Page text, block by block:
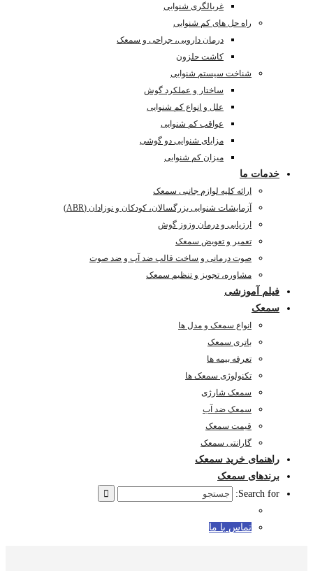
غربالگری شنوایی
راه حل های کم شنوایی
درمان دارویی، جراحی و سمعک
کاشت حلزون
شناخت سیستم شنوایی
ساختار و عملکرد گوش
علل و انواع کم شنوایی
عواقب کم شنوایی
مزایای شنوایی دو گوشی
میزان کم شنوایی
خدمات ما
ارائه کلیه لوازم جانبی سمعک
آزمایشات شنوایی بزرگسالان، کودکان و نوزادان (ABR)
ارزیابی و درمان وزوز گوش
تعمیر و تعویض سمعک
صوت درمانی و ساخت قالب ضد آب و ضد صوت
مشاوره، تجویز و تنظیم سمعک
فیلم آموزشی
سمعک
انواع سمعک و مدل ها
باتری سمعک
تعرفه بیمه ها
تکنولوژی سمعک ها
سمعک شارژی
سمعک ضد آب
قیمت سمعک
گارانتی سمعک
راهنمای خرید سمعک
برندهای سمعک
Search for:
تماس با ما